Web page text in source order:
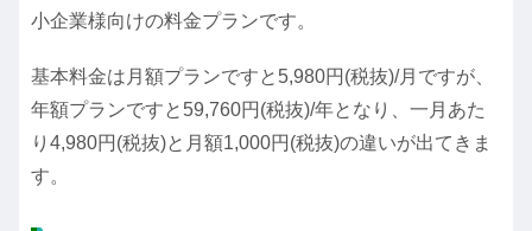
小企業様向けの料金プランです。
基本料金は月額プランですと5,980円(税抜)/月ですが、
年額プランですと59,760円(税抜)/年となり、一月あた
り4,980円(税抜)と月額1,000円(税抜)の違いが出てきま
す。